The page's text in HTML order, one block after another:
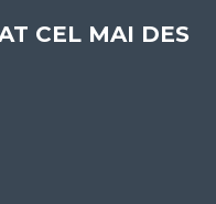
CEL MAI DES